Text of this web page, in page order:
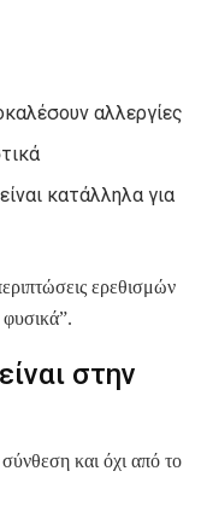
αλλεργίες
κατάλληλα για
ερεθισμών
στην
και όχι από το